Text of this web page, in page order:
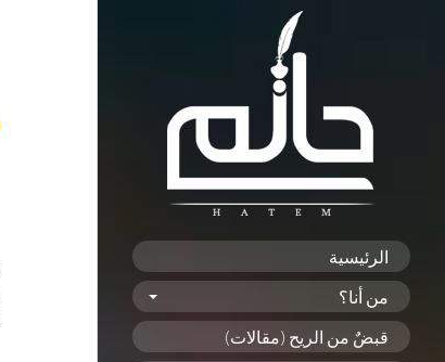
الرئيسية
من أنا؟
قبضٌ من الريح (مقالات)